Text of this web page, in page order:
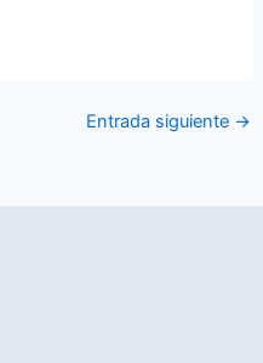
Entrada siguiente →